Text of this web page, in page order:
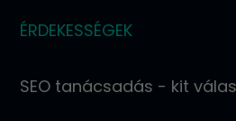
ÉRDEKESSÉGEK
SEO tanácsadás - kit